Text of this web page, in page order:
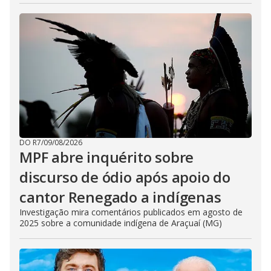
DO R7/09/08/2026
MPF abre inquérito sobre
discurso de ódio após apoio do
cantor Renegado a indígenas
Investigação mira comentários publicados em agosto de
2025 sobre a comunidade indígena de Araçuaí (MG)